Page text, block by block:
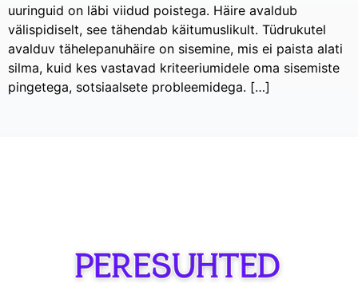
uuringuid on läbi viidud poistega. Häire avaldub
välispidiselt, see tähendab käitumuslikult. Tüdrukutel
avalduv tähelepanuhäire on sisemine, mis ei paista alati
silma, kuid kes vastavad kriteeriumidele oma sisemiste
pingetega, sotsiaalsete probleemidega. […]